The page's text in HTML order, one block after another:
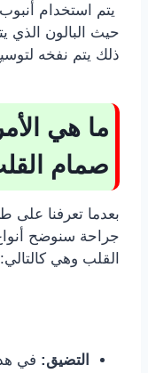
يتم استخدام
حيث البالون الذي
ذلك يتم نفخه
ما هي
صمام
بعدما تعرفنا
جراحة سنوضح
القلب وهي كالتالي:
التضيق: في